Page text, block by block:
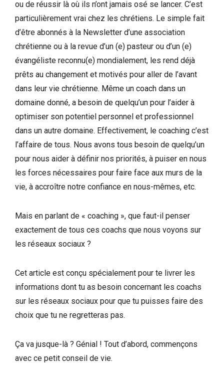
ou de réussir là où ils n’ont jamais osé se lancer. C’est
particulièrement vrai chez les chrétiens. Le simple fait
d’être abonnés à la Newsletter d’une association
chrétienne ou à la revue d’un (e) pasteur ou d’un (e)
évangéliste reconnu(e) mondialement, les rend déjà
prêts au changement et motivés pour aller de l’avant
dans leur vie chrétienne. Même un coach dans un
domaine donné, a besoin de quelqu’un pour l’aider à
optimiser son potentiel personnel et professionnel
dans un autre domaine. Effectivement, le coaching c’est
l’affaire de tous. Nous avons tous besoin de quelqu’un
pour nous aider à définir nos priorités, à puiser en nous
les forces nécessaires pour faire face aux murs de la
vie, à accroître notre confiance en nous-mêmes, etc.
Mais en parlant de « coaching », que faut-il penser
exactement de tous ces coachs que nous voyons sur
les réseaux sociaux ?
Cet article est conçu spécialement pour te livrer les
informations dont tu as besoin concernant les coachs
sur les réseaux sociaux pour que tu puisses faire des
choix que tu ne regretteras pas.
Ça va jusque-là ? Génial ! Tout d’abord, commençons
avec ce petit conseil de vie.